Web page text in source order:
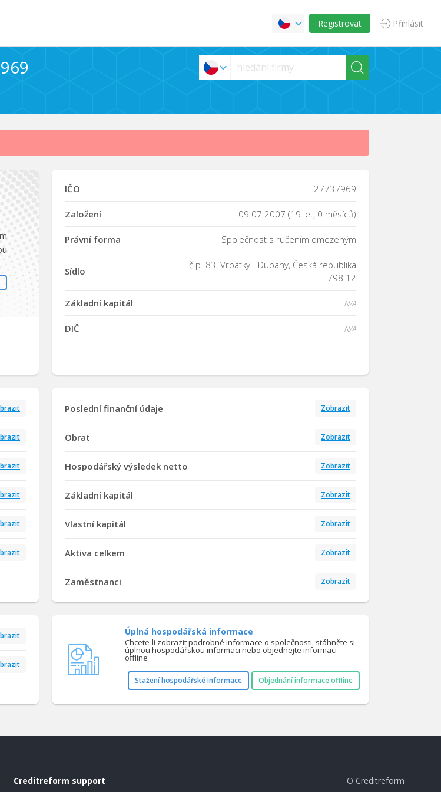
Registrovat Přihlásit
IČO 27737969
Založení 09.07.2007 (19 let, 0 měsíců)
Právní forma Společnost s ručením omezeným
Sídlo
č.p. 83, Vrbátky - Dubany, Česká republika
798 12
Základní kapitál N/A
DIČ N/A
Poslední finanční údaje Zobrazit
Obrat Zobrazit
Hospodářský výsledek netto Zobrazit
Základní kapitál Zobrazit
Vlastní kapitál Zobrazit
Aktiva celkem Zobrazit
Zaměstnanci Zobrazit
Úplná hospodářská informace
Chcete-li zobrazit podrobné informace o společnosti, stáhněte si
úplnou hospodářskou informaci nebo objednejte informaci
offline
Stažení hospodářské informace Objednání informace offline
Creditreform support
O Creditreform